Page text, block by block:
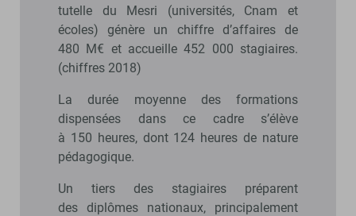
tutelle du Mesri (universités, Cnam et
écoles) génère un chiffre d’affaires de
480 M€ et accueille 452 000 stagiaires.
(chiffres 2018)
La durée moyenne des formations
dispensées dans ce cadre s’élève
à 150 heures, dont 124 heures de nature
pédagogique.
Un tiers des stagiaires préparent
des diplômes nationaux, principalement